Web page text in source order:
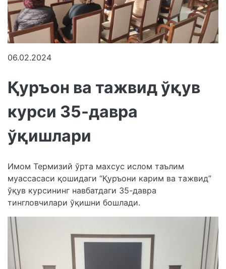
06.02.2024
Қуръон ва тажвид ўқув
курси 35-давра
ўқишлари
Имом Термизий ўрта махсус ислом таълим
муассасаси қошидаги “Қуръони карим ва тажвид”
ўқув курсининг навбатдаги 35-давра
тингловчилари ўқишни бошлади.